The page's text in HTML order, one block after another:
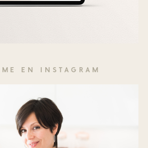
EN INSTAGRAM